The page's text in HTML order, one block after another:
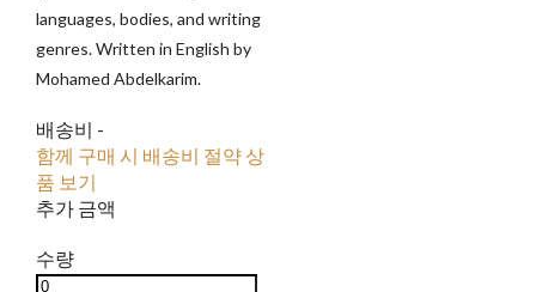
languages, bodies, and writing
genres. Written in English by
Mohamed Abdelkarim.
배송비 -
함께 구매 시 배송비 절약 상
품 보기
추가 금액
수량